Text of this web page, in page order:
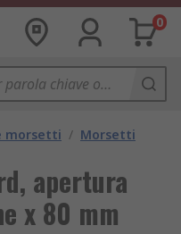
0
morsetti / Morsetti
apertura
x 80 mm